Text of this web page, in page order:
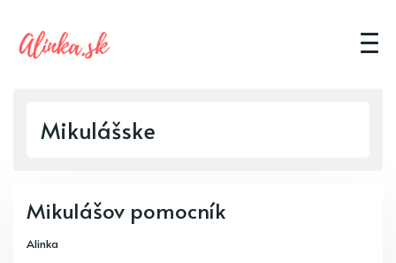
Mikulášske
Mikulášov pomocník
Alinka